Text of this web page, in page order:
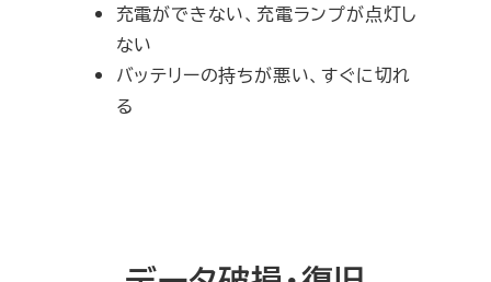
充電ができない、充電ランプが点灯し
ない
バッテリーの持ちが悪い、すぐに切れ
る